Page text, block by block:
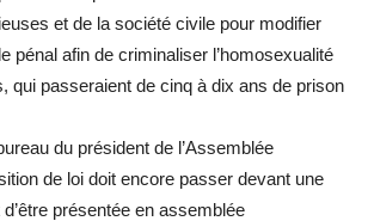
et de la société civile pour modifier
pénal afin de criminaliser l’homosexualité
qui passeraient de cinq à dix ans de prison
du président de l’Assemblée
de loi doit encore passer devant une
présentée en assemblée